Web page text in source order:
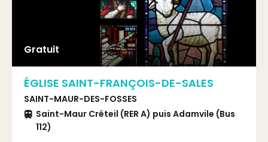
Gratuit
ÉGLISE SAINT-FRANÇOIS-DE-SALES
SAINT-MAUR-DES-FOSSES
Saint-Maur Créteil (RER A) puis Adamvile (Bus
112)